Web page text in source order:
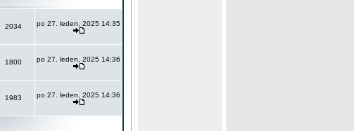
2034 po 27. leden, 2025 14:35
1800 po 27. leden, 2025 14:36
1983 po 27. leden, 2025 14:36